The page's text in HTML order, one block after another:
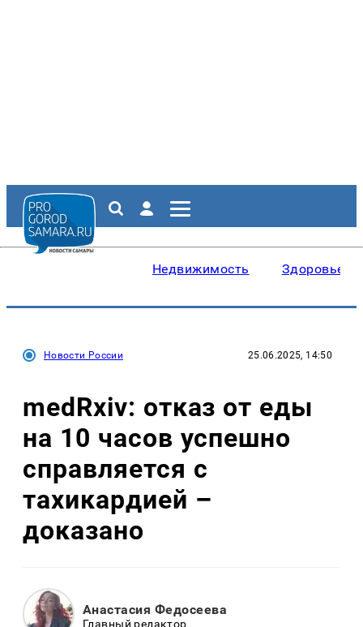
Недвижимость Здоровье
Новости России 25.06.2025, 14:50
medRxiv: отказ от еды
на 10 часов успешно
справляется с
тахикардией –
доказано
Анастасия Федосеева
Главный редактор